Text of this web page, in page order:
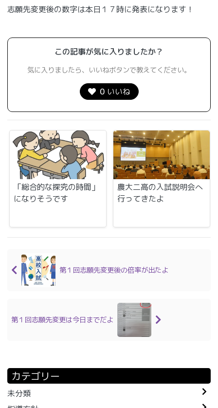
志願先変更後の数字は本日１７時に発表になります！
この記事が気に入りましたか？
気に入りましたら、いいねボタンで教えてください。
0 いいね
「総合的な探究の時間」
になりそうです
農大二高の入試説明会へ
行ってきたよ
第１回志願先変更後の倍率が出たよ
第１回志願先変更は今日までだよ
カテゴリー
未分類